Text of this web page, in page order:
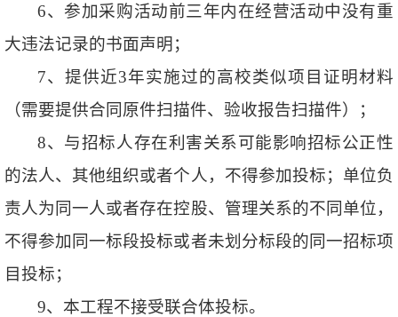
6、参加采购活动前三年内在经营活动中没有重
大违法记录的书面声明；
7、提供近3年实施过的高校类似项目证明材料
（需要提供合同原件扫描件、验收报告扫描件）；
8、与招标人存在利害关系可能影响招标公正性
的法人、其他组织或者个人，不得参加投标；单位负
责人为同一人或者存在控股、管理关系的不同单位，
不得参加同一标段投标或者未划分标段的同一招标项
目投标；
9、本工程不接受联合体投标。